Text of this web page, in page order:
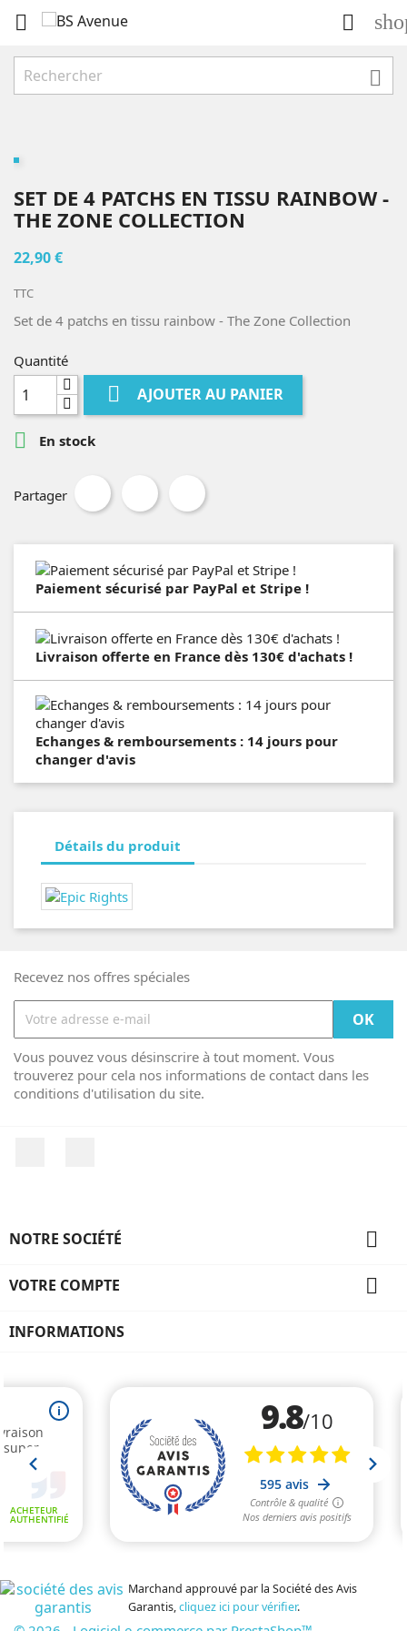
 

SET DE 4 PATCHS EN TISSU RAINBOW -
THE ZONE COLLECTION
22,90 €
TTC
Set de 4 patchs en tissu rainbow - The Zone Collection
Quantité
 AJOUTER AU PANIER
 En stock
Partager
Paiement sécurisé par PayPal et Stripe !
Livraison offerte en France dès 130€ d'achats !
Echanges & remboursements : 14 jours pour
changer d'avis
Détails du produit
Recevez nos offres spéciales
Vous pouvez vous désinscrire à tout moment. Vous
trouverez pour cela nos informations de contact dans les
conditions d'utilisation du site.
NOTRE SOCIÉTÉ 
VOTRE COMPTE 
INFORMATIONS
Marchand approuvé par la Société des Avis
Garantis,cliquez ici pour vérifier.